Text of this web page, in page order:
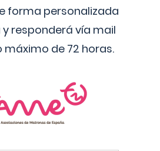
forma personalizada
responderá vía mail
máximo de 72 horas.